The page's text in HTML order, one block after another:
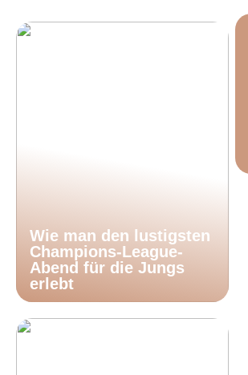
Wie man den lustigsten
Champions-League-
Abend für die Jungs
erlebt